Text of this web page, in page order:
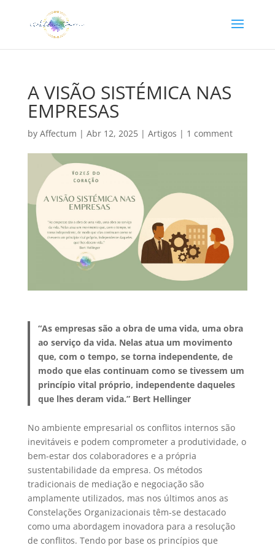
A VISÃO SISTÉMICA NAS
EMPRESAS
by Affectum | Abr 12, 2025| Artigos | 1 comment
“As empresas são a obra de uma vida, uma obra
ao serviço da vida. Nelas atua um movimento
que, com o tempo, se torna independente, de
modo que elas continuam como se tivessem um
princípio vital próprio, independente daqueles
que lhes deram vida.” Bert Hellinger
No ambiente empresarial os conflitos internos são
inevitáveis e podem comprometer a produtividade, o
bem-estar dos colaboradores e a própria
sustentabilidade da empresa. Os métodos
tradicionais de mediação e negociação são
amplamente utilizados, mas nos últimos anos as
Constelações Organizacionais têm-se destacado
como uma abordagem inovadora para a resolução
de conflitos. Tendo por base os princípios que